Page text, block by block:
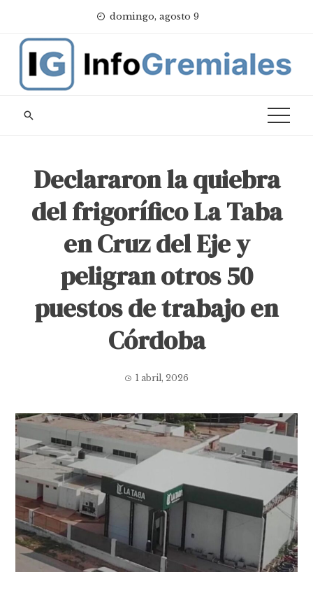
content
domingo, agosto 9
Declararon la quiebra
del frigorífico La Taba
en Cruz del Eje y
peligran otros 50
puestos de trabajo en
Córdoba
1 abril, 2026